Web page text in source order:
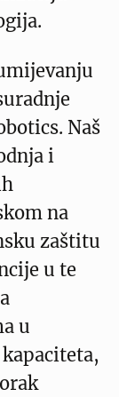
Naš
i
na
zaštitu
u te
u